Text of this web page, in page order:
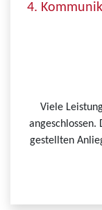
4.
Viele
gestellten